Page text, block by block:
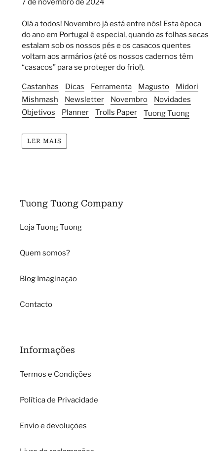
7 de novembro de 2024
Olá a todos! Novembro já está entre nós! Esta época
do ano em Portugal é especial, quando as folhas secas
estalam sob os nossos pés e os casacos quentes
voltam aos armários (até os nossos cadernos têm
“casacos” para se proteger do frio!).
Castanhas Dicas Ferramenta Magusto
Midori
Mishmash
Newsletter Novembro
Novidades
Objetivos
Planner Trolls Paper Tuong Tuong
LER MAIS
Tuong Tuong Company
Loja Tuong Tuong
Quem somos?
Blog Imaginação
Contacto
Informações
Termos e Condições
Política de Privacidade
Envio e devoluções